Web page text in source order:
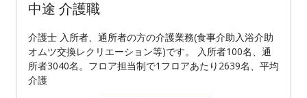
中途 介護職
介護士 入所者、通所者の方の介護業務(食事介助入浴介助
オムツ交換レクリエーション等)です。 入所者100名、通
所者3040名。フロア担当制で1フロアあたり2639名、平均
介護